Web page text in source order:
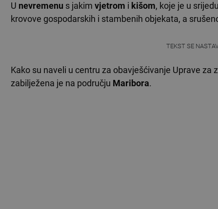
U nevremenu s jakim vjetrom i kišom, koje je u
krovove gospodarskih i stambenih objekata, a
TEKST SE
Kako su naveli u centru za obavješćivanje Uprave
zabilježena je na području Maribora.